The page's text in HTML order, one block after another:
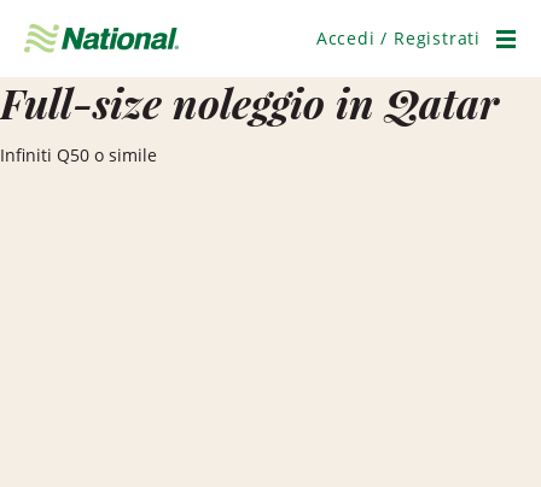
navigazione
Accedi / Registrati
Full-size noleggio in Qatar
Infiniti Q50 o simile